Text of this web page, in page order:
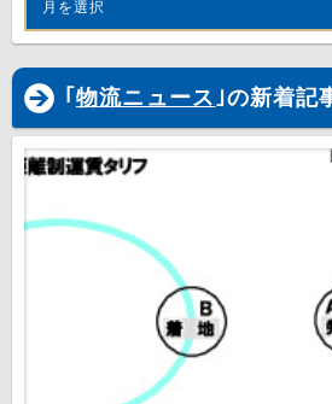
月を選択
｢ 物流ニュース｣の新着記